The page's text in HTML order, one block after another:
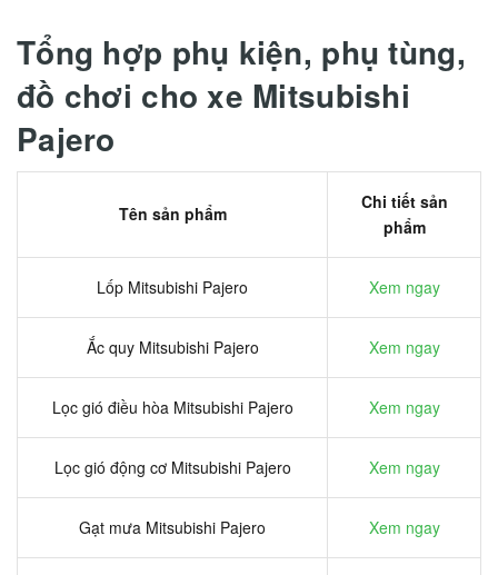
Tổng hợp phụ kiện, phụ tùng,
đồ chơi cho xe Mitsubishi
Pajero
Tên sản phẩm
Chi tiết sản
phẩm
Lốp Mitsubishi Pajero Xem ngay
Ắc quy Mitsubishi Pajero Xem ngay
Lọc gió điều hòa Mitsubishi Pajero Xem ngay
Lọc gió động cơ Mitsubishi Pajero Xem ngay
Gạt mưa Mitsubishi Pajero Xem ngay